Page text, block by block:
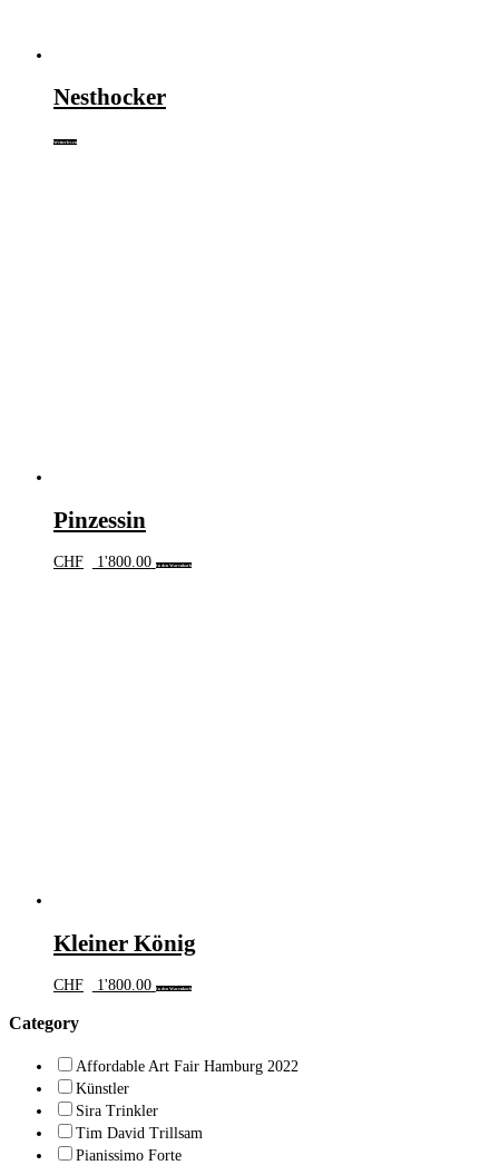
Nesthocker
Weiterlesen
Pinzessin
CHF 1'800.00 In den Warenkorb
Kleiner König
CHF 1'800.00 In den Warenkorb
Category
Affordable Art Fair Hamburg 2022
Künstler
Sira Trinkler
Tim David Trillsam
Pianissimo Forte